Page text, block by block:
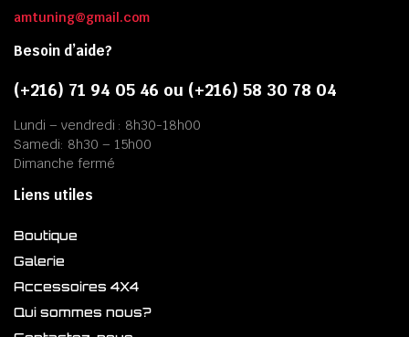
amtuning@gmail.com
Besoin d’aide?
(+216) 71 94 05 46 ou (+216) 58 30 78 04
Lundi – vendredi : 8h30-18h00
Samedi: 8h30 – 15h00
Dimanche fermé
Liens utiles
Boutique
Galerie
Accessoires 4X4
Qui sommes nous?